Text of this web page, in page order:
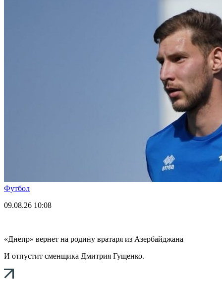
Футбол
09.08.26 10:08
«Днепр» вернет на родину вратаря из Азербайджана
И отпустит сменщика Дмитрия Гущенко.